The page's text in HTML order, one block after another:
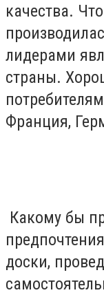
качества.
лидерами
страны.
Франция,
Какому бы
доски,